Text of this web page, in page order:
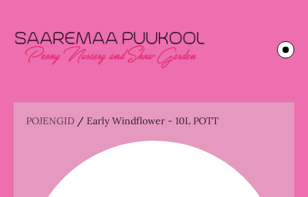
POJENGID / Early Windflower - 10L POTT